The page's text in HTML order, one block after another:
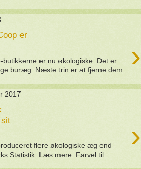
er
›
er nu økologiske. Det er
buræg. Næste trin er at fjerne dem
2017
›
flere økologiske æg end
Statistik. Læs mere: Farvel til